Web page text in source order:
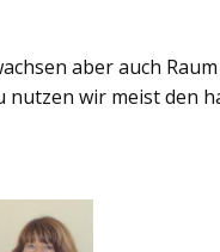
aber auch
nutzen wir meist den